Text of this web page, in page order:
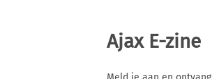
Ajax E-zine